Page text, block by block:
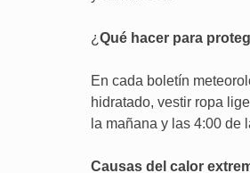
¿ Qué hacer para
En cada boletín
hidratado, vestir ropa
la mañana y las 4:00 de
Causas del calor